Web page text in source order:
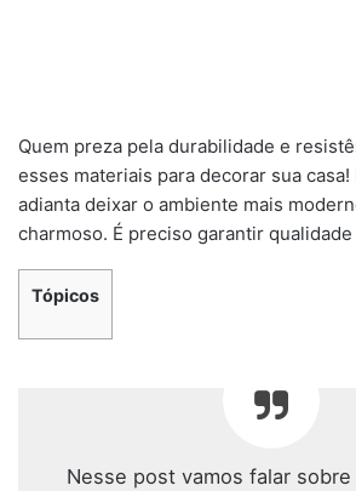
Quem preza pela durabilidade e
esses materiais para decorar sua
adianta deixar o ambiente mais
charmoso. É preciso garantir qualidade
Tópicos
Nesse post vamos falar